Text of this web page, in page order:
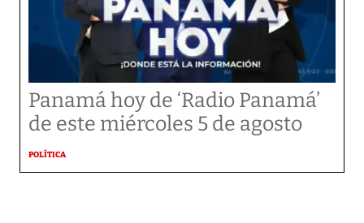
Panamá hoy de ‘Radio Panamá’
de este miércoles 5 de agosto
POLÍTICA